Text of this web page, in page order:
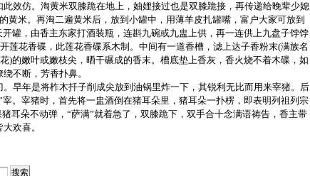
效仿。淘黄米双膝跪在地上，妯娌接过也是双膝跪接，再传递给晚辈少媳
黄米。再淘二遍黄米后，放到小罐中，用薄羊皮扎罐嘴，富户大家可放到
罐，由香主东家打酒装瓶，连斟九碗或九盅上供，再一连供上九盘子饽饽
莲花香碟，此莲花香碟系木制。中间有一道香槽，滤上达子香粉末(满族名
)的嫩叶或嫩枝尖，晒干碾成的香末。槽底垫上香灰，香火烧不着木碟，如
不断，芳香扑鼻。
年是将柞木扦子削成尖放到油锅里炸一下，其锐利无比而用来宰猪。后
。宰猪时，首先将一盅酒倒在猪耳朵里，猪耳朵一扑楞，即表明列祖列宗
耳朵不动弹，“萨满”就着急了，双膝跪下，双手合十念满语祷告，香主带
欢喜。